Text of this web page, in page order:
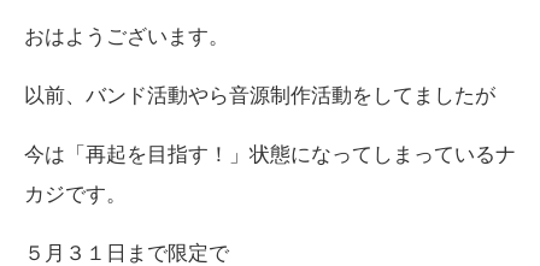
おはようございます。
以前、バンド活動やら音源制作活動をしてましたが
今は「再起を目指す！」状態になってしまっているナ
カジです。
５月３１日まで限定で